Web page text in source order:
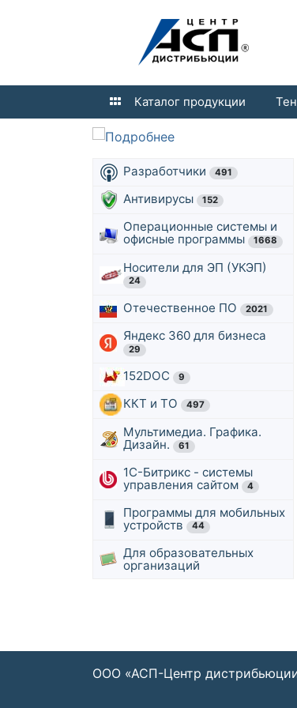
Каталог продукции
Разработчики 491
Антивирусы 152
Операционные системы и
офисные программы
1668
Носители для ЭП (УКЭП)
24
Отечественное ПО 2021
Яндекс 360 для бизнеса
29
152DOC 9
ККТ и ТО 497
Мультимедиа. Графика.
Дизайн.
61
1С-Битрикс - системы
управления сайтом
4
Программы для мобильных
устройств
44
Для образовательных
организаций
ООО «АСП-Центр